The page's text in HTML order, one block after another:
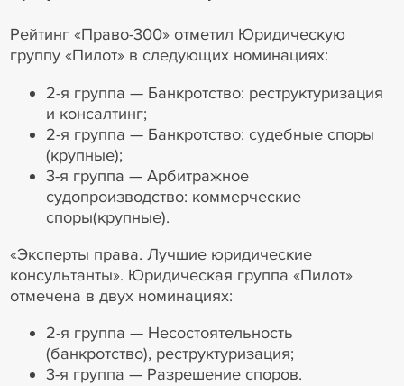
Рейтинг «Право-300» отметил Юридическую
группу «Пилот» в следующих номинациях:
2-я группа — Банкротство: реструктуризация
и консалтинг;
2-я группа — Банкротство: судебные споры
(крупные);
3-я группа — Арбитражное
судопроизводство: коммерческие
споры(крупные).
«Эксперты права. Лучшие юридические
консультанты». Юридическая группа «Пилот»
отмечена в двух номинациях:
2-я группа — Несостоятельность
(банкротство), реструктуризация;
3-я группа — Разрешение споров.